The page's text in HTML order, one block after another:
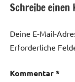
Schreibe einen
Deine E-Mail-
Erforderliche
Kommentar*